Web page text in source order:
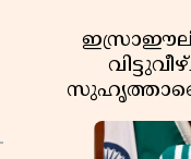
പാതയിൽ